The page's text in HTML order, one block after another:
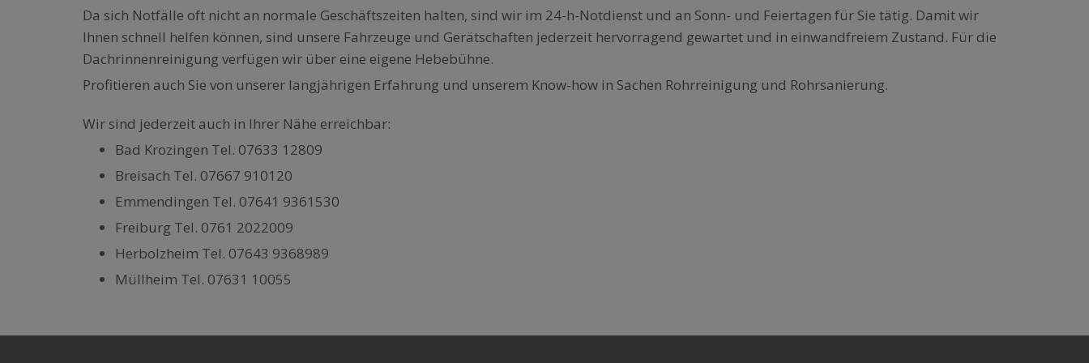
Da sich Notfälle oft nicht an normale Geschäftszeiten halten, sind wir im 24-h-Notdienst und an Sonn- und Feiertagen für Sie tätig. Damit wir
Ihnen schnell helfen können, sind unsere Fahrzeuge und Gerätschaften jederzeit hervorragend gewartet und in einwandfreiem Zustand. Für die
Dachrinnenreinigung verfügen wir über eine eigene Hebebühne.
Profitieren auch Sie von unserer langjährigen Erfahrung und unserem Know-how in Sachen Rohrreinigung und Rohrsanierung.
Wir sind jederzeit auch in Ihrer Nähe erreichbar:
Bad Krozingen Tel. 07633 12809
Breisach Tel. 07667 910120
Emmendingen Tel. 07641 9361530
Freiburg Tel. 0761 2022009
Herbolzheim Tel. 07643 9368989
Müllheim Tel. 07631 10055